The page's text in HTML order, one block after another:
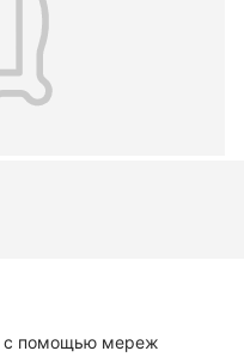
с помощью мереж